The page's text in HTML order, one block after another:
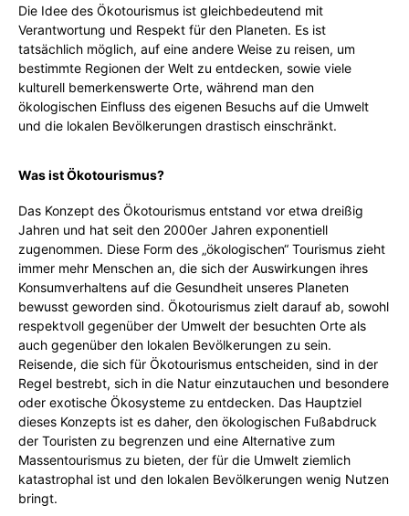
Die Idee des Ökotourismus ist gleichbedeutend mit
Verantwortung und Respekt für den Planeten. Es ist
tatsächlich möglich, auf eine andere Weise zu reisen, um
bestimmte Regionen der Welt zu entdecken, sowie viele
kulturell bemerkenswerte Orte, während man den
ökologischen Einfluss des eigenen Besuchs auf die Umwelt
und die lokalen Bevölkerungen drastisch einschränkt.
Was ist Ökotourismus?
Das Konzept des Ökotourismus entstand vor etwa dreißig
Jahren und hat seit den 2000er Jahren exponentiell
zugenommen. Diese Form des „ökologischen“ Tourismus zieht
immer mehr Menschen an, die sich der Auswirkungen ihres
Konsumverhaltens auf die Gesundheit unseres Planeten
bewusst geworden sind. Ökotourismus zielt darauf ab, sowohl
respektvoll gegenüber der Umwelt der besuchten Orte als
auch gegenüber den lokalen Bevölkerungen zu sein.
Reisende, die sich für Ökotourismus entscheiden, sind in der
Regel bestrebt, sich in die Natur einzutauchen und besondere
oder exotische Ökosysteme zu entdecken. Das Hauptziel
dieses Konzepts ist es daher, den ökologischen Fußabdruck
der Touristen zu begrenzen und eine Alternative zum
Massentourismus zu bieten, der für die Umwelt ziemlich
katastrophal ist und den lokalen Bevölkerungen wenig Nutzen
bringt.